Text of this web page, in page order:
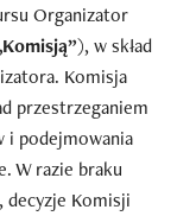
Organizator
), w skład
Komisja
przestrzeganiem
i podejmowania
W razie braku
decyzje Komisji